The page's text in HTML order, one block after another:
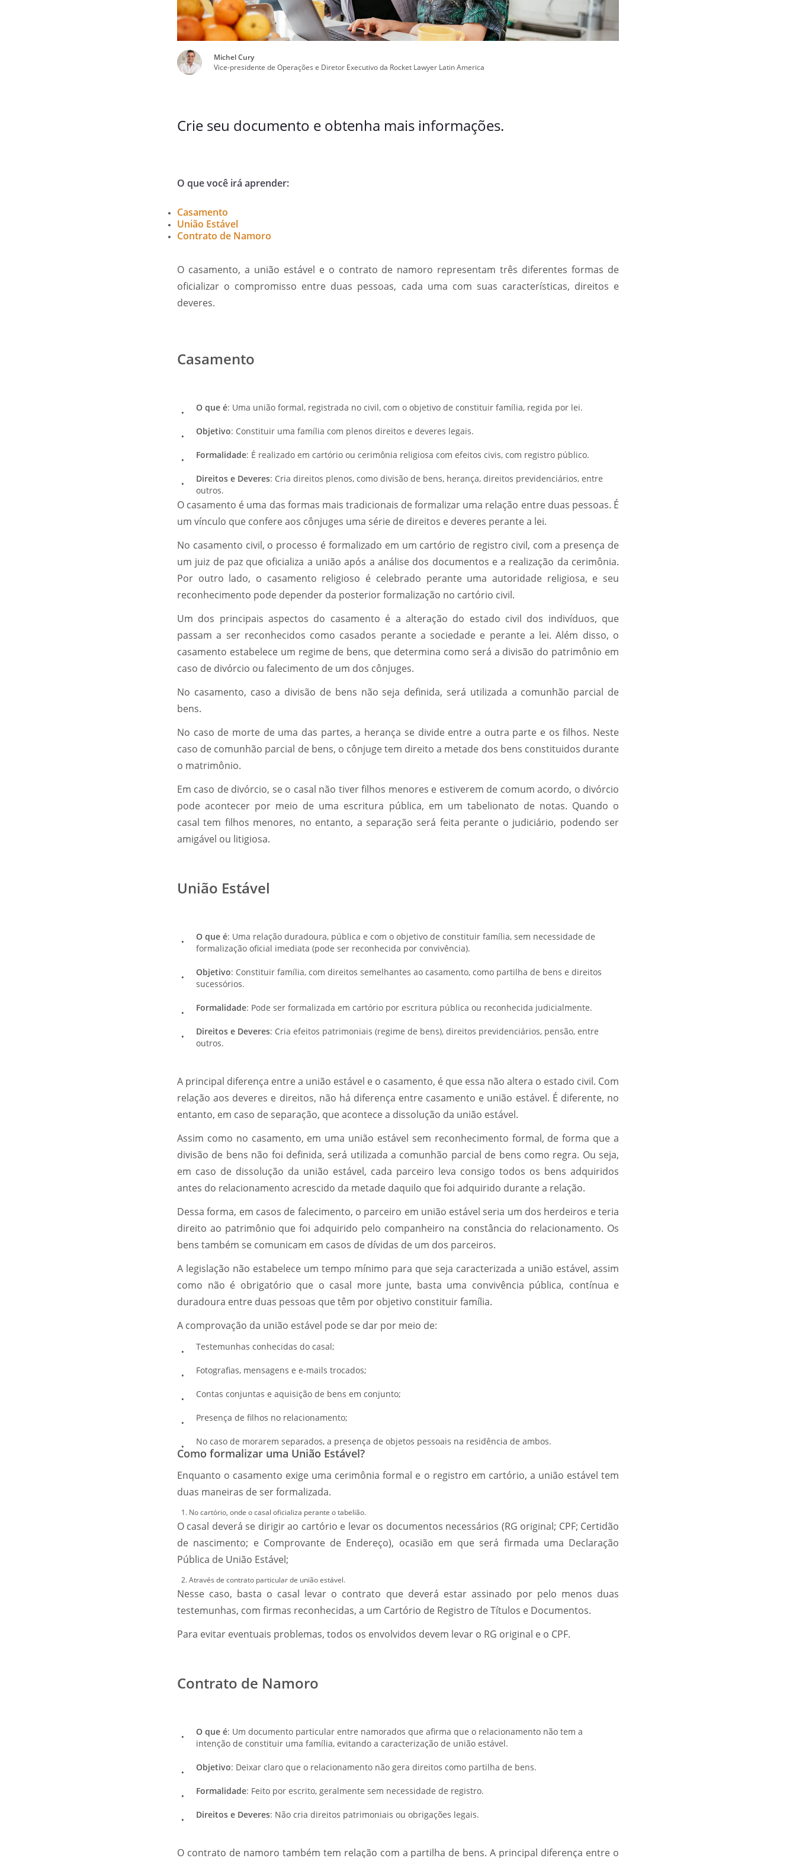
Michel Cury
Vice-presidente de Operações e Diretor Executivo da Rocket Lawyer Latin America
Crie seu documento e obtenha mais informações.
O que você irá aprender:
Casamento
União Estável
Contrato de Namoro
O casamento, a união estável e o contrato de namoro representam três diferentes formas de
oficializar o compromisso entre duas pessoas, cada uma com suas características, direitos e
deveres.
Casamento
O que é: Uma união formal, registrada no civil, com o objetivo de constituir família, regida por lei.
Objetivo: Constituir uma família com plenos direitos e deveres legais.
Formalidade: É realizado em cartório ou cerimônia religiosa com efeitos civis, com registro público.
Direitos e Deveres: Cria direitos plenos, como divisão de bens, herança, direitos previdenciários, entre
outros.
O casamento é uma das formas mais tradicionais de formalizar uma relação entre duas pessoas. É
um vínculo que confere aos cônjuges uma série de direitos e deveres perante a lei.
No casamento civil, o processo é formalizado em um cartório de registro civil, com a presença de
um juiz de paz que oficializa a união após a análise dos documentos e a realização da cerimônia.
Por outro lado, o casamento religioso é celebrado perante uma autoridade religiosa, e seu
reconhecimento pode depender da posterior formalização no cartório civil.
Um dos principais aspectos do casamento é a alteração do estado civil dos indivíduos, que
passam a ser reconhecidos como casados perante a sociedade e perante a lei. Além disso, o
casamento estabelece um regime de bens, que determina como será a divisão do patrimônio em
caso de divórcio ou falecimento de um dos cônjuges.
No casamento, caso a divisão de bens não seja definida, será utilizada a comunhão parcial de
bens.
No caso de morte de uma das partes, a herança se divide entre a outra parte e os filhos. Neste
caso de comunhão parcial de bens, o cônjuge tem direito a metade dos bens constituidos durante
o matrimônio.
Em caso de divórcio, se o casal não tiver filhos menores e estiverem de comum acordo, o divórcio
pode acontecer por meio de uma escritura pública, em um tabelionato de notas. Quando o
casal tem filhos menores, no entanto, a separação será feita perante o judiciário, podendo ser
amigável ou litigiosa.
União Estável
O que é: Uma relação duradoura, pública e com o objetivo de constituir família, sem necessidade de
formalização oficial imediata (pode ser reconhecida por convivência).
Objetivo: Constituir família, com direitos semelhantes ao casamento, como partilha de bens e direitos
sucessórios.
Formalidade: Pode ser formalizada em cartório por escritura pública ou reconhecida judicialmente.
Direitos e Deveres: Cria efeitos patrimoniais (regime de bens), direitos previdenciários, pensão, entre
outros.
A principal diferença entre a união estável e o casamento, é que essa não altera o estado civil. Com
relação aos deveres e direitos, não há diferença entre casamento e união estável. É diferente, no
entanto, em caso de separação, que acontece a dissolução da união estável.
Assim como no casamento, em uma união estável sem reconhecimento formal, de forma que a
divisão de bens não foi definida, será utilizada a comunhão parcial de bens como regra. Ou seja,
em caso de dissolução da união estável, cada parceiro leva consigo todos os bens adquiridos
antes do relacionamento acrescido da metade daquilo que foi adquirido durante a relação.
Dessa forma, em casos de falecimento, o parceiro em união estável seria um dos herdeiros e teria
direito ao patrimônio que foi adquirido pelo companheiro na constância do relacionamento. Os
bens também se comunicam em casos de dívidas de um dos parceiros.
A legislação não estabelece um tempo mínimo para que seja caracterizada a união estável, assim
como não é obrigatório que o casal more junte, basta uma convivência pública, contínua e
duradoura entre duas pessoas que têm por objetivo constituir família.
A comprovação da união estável pode se dar por meio de:
Testemunhas conhecidas do casal;
Fotografias, mensagens e e-mails trocados;
Contas conjuntas e aquisição de bens em conjunto;
Presença de filhos no relacionamento;
No caso de morarem separados, a presença de objetos pessoais na residência de ambos.
Como formalizar uma União Estável?
Enquanto o casamento exige uma cerimônia formal e o registro em cartório, a união estável tem
duas maneiras de ser formalizada.
No cartório, onde o casal oficializa perante o tabelião.
O casal deverá se dirigir ao cartório e levar os documentos necessários (RG original; CPF; Certidão
de nascimento; e Comprovante de Endereço), ocasião em que será firmada uma Declaração
Pública de União Estável;
Através de contrato particular de união estável.
Nesse caso, basta o casal levar o contrato que deverá estar assinado por pelo menos duas
testemunhas, com firmas reconhecidas, a um Cartório de Registro de Títulos e Documentos.
Para evitar eventuais problemas, todos os envolvidos devem levar o RG original e o CPF.
Contrato de Namoro
O que é: Um documento particular entre namorados que afirma que o relacionamento não tem a
intenção de constituir uma família, evitando a caracterização de união estável.
Objetivo: Deixar claro que o relacionamento não gera direitos como partilha de bens.
Formalidade: Feito por escrito, geralmente sem necessidade de registro.
Direitos e Deveres: Não cria direitos patrimoniais ou obrigações legais.
O contrato de namoro também tem relação com a partilha de bens. A principal diferença entre o